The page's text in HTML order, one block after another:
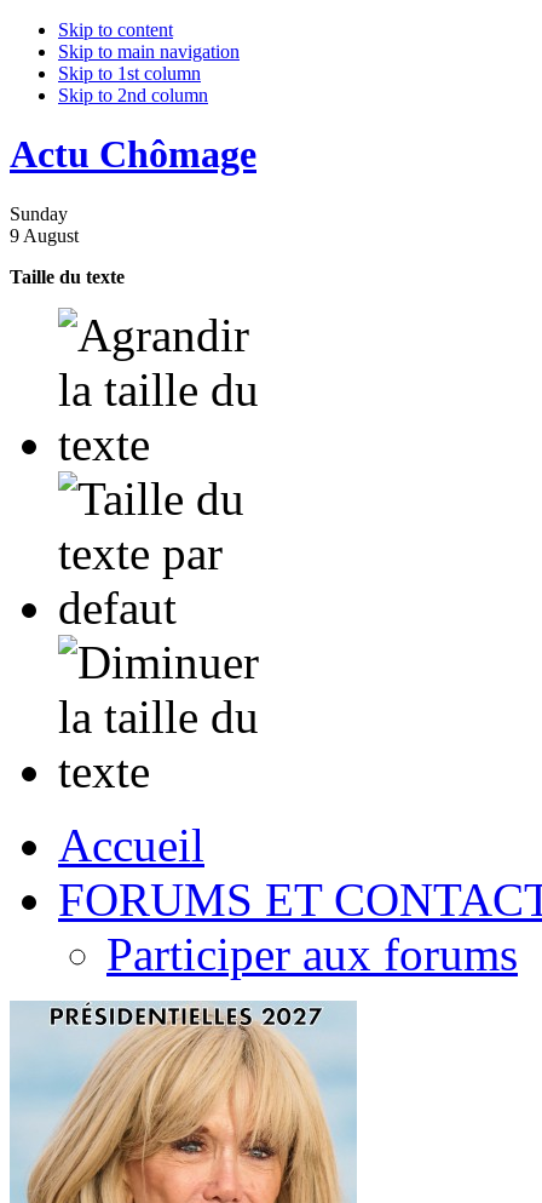
Skip to content
Skip to main navigation
Skip to 1st column
Skip to 2nd column
Actu Chômage
Sunday
9 August
Taille du texte
Accueil
FORUMS ET
Participer aux forums